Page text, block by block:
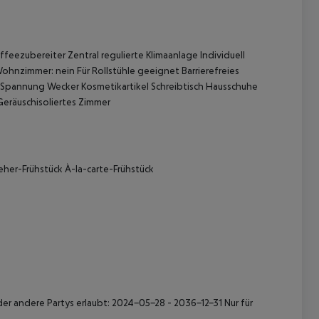
Zentral regulierte Klimaanlage Individuell
nein Für Rollstühle geeignet Barrierefreies
Wecker Kosmetikartikel Schreibtisch Hausschuhe
Zimmer
Frühstück À-la-carte-Frühstück
andere Partys erlaubt: 2024-05-28 - 2036-12-31 Nur für